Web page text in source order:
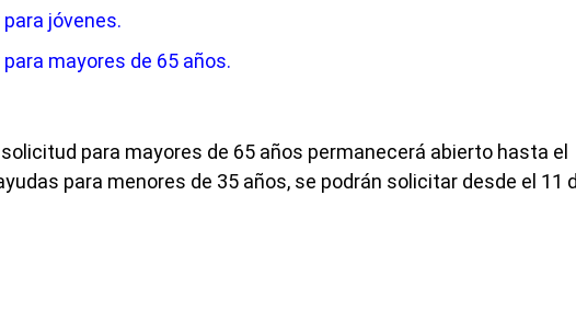
jóvenes.
mayores de 65 años.
para mayores de 65 años permanecerá abierto hasta el
para menores de 35 años, se podrán solicitar desde el 11